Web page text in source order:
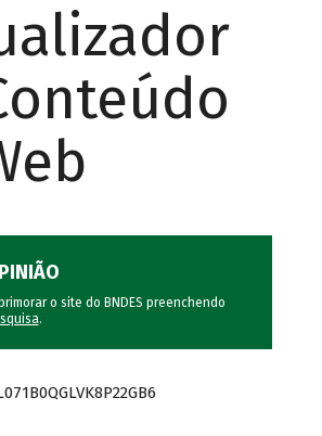
o site do BNDES preenchendo
.